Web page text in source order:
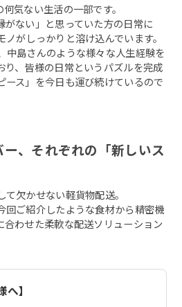
気ない生活の一部です。
がない」と思っていた方の日常に
がしっかりと溶け込んでいます。
中島さんのような様々な人生経験を
り、皆様の日常というパズルを完成
ース」を今日も運び続けているので
、それぞれの「新しいス
欠かせない軽貨物配送。
回ご紹介したような食材から精密機
合わせた柔軟な配送ソリューション
】